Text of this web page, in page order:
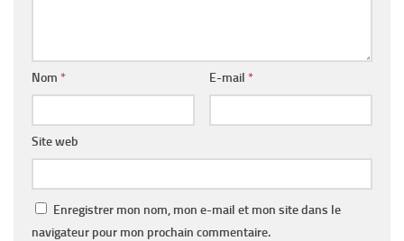
Nom * E-mail *
Site web
Enregistrer mon nom, mon e-mail et mon site dans le
navigateur pour mon prochain commentaire.